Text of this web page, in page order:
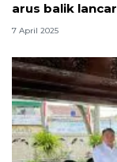
arus balik lancar
7 April 2025